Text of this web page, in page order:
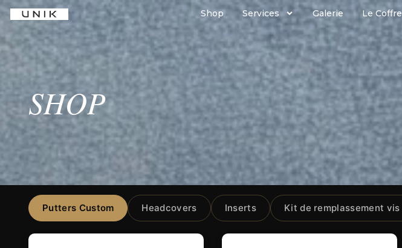
Shop Services Galerie Le Coffre
SHOP
Putters Custom Headcovers Inserts Kit de remplassement vis